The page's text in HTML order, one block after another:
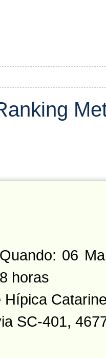
Quando: 06
8 horas
Hípica
SC-401,